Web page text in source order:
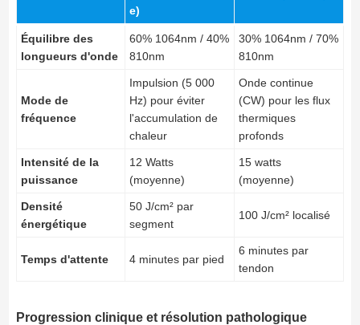
e)
Équilibre des
longueurs d'onde
60% 1064nm / 40%
810nm
30% 1064nm / 70%
810nm
Mode de
fréquence
Impulsion (5 000
Hz) pour éviter
l'accumulation de
chaleur
Onde continue
(CW) pour les flux
thermiques
profonds
Intensité de la
puissance
12 Watts
(moyenne)
15 watts
(moyenne)
Densité
énergétique
50 J/cm² par
segment
100 J/cm² localisé
Temps d'attente 4 minutes par pied
6 minutes par
tendon
Progression clinique et résolution pathologique